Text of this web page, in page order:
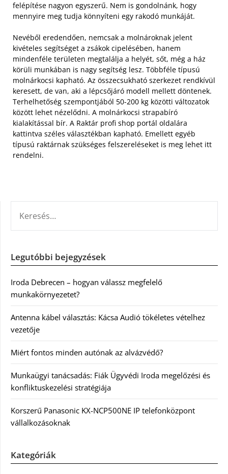
felépítése nagyon egyszerű. Nem is gondolnánk, hogy
mennyire meg tudja könnyíteni egy rakodó munkáját.
Nevéből eredendően, nemcsak a molnároknak jelent
kivételes segítséget a zsákok cipelésében, hanem
mindenféle területen megtalálja a helyét, sőt, még a ház
körüli munkában is nagy segítség lesz. Többféle típusú
molnárkocsi kapható. Az összecsukható szerkezet rendkívül
keresett, de van, aki a lépcsőjáró modell mellett döntenek.
Terhelhetőség szempontjából 50-200 kg közötti változatok
között lehet nézelődni. A molnárkocsi strapabíró
kialakítással bír. A Raktár profi shop portál oldalára
kattintva széles választékban kapható. Emellett egyéb
típusú raktárnak szükséges felszereléseket is meg lehet itt
rendelni.
Legutóbbi bejegyzések
Iroda Debrecen – hogyan válassz megfelelő
munkakörnyezetet?
Antenna kábel választás: Kácsa Audió tökéletes vételhez
vezetője
Miért fontos minden autónak az alvázvédő?
Munkaügyi tanácsadás: Fiák Ügyvédi Iroda megelőzési és
konfliktuskezelési stratégiája
Korszerű Panasonic KX-NCP500NE IP telefonközpont
vállalkozásoknak
Kategóriák